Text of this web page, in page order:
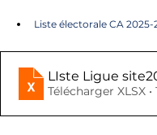
Liste électorale CA 2025-
LIste Ligue
Télécharger XLSX •